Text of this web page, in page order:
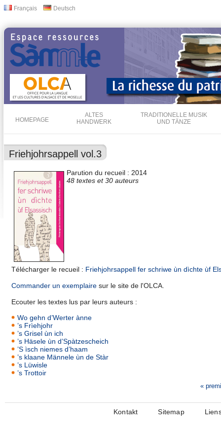
Français Deutsch
HOMEPAGE
ALTES
HANDWERK
TRADITIONELLE MUSIK
UND TÄNZE
Friehjohrsappell vol.3
Parution du recueil : 2014
48 textes et 30 auteurs
Télécharger le recueil : Friehjohrsappell fer schriwe ùn dìchte ùf
Commander un exemplairesur le site de l'OLCA.
Ecouter les textes lus par leurs auteurs :
Wo gehn d’Werter ànne
’s Frìehjohr
’s Grisel ùn ich
’s Häsele ùn d’Spàtzescheich
’S ìsch niemes d’haam
’s klaane Männele ùn de Stàr
’s Lüwisle
’s Trottoir
«
Kontakt Sitemap